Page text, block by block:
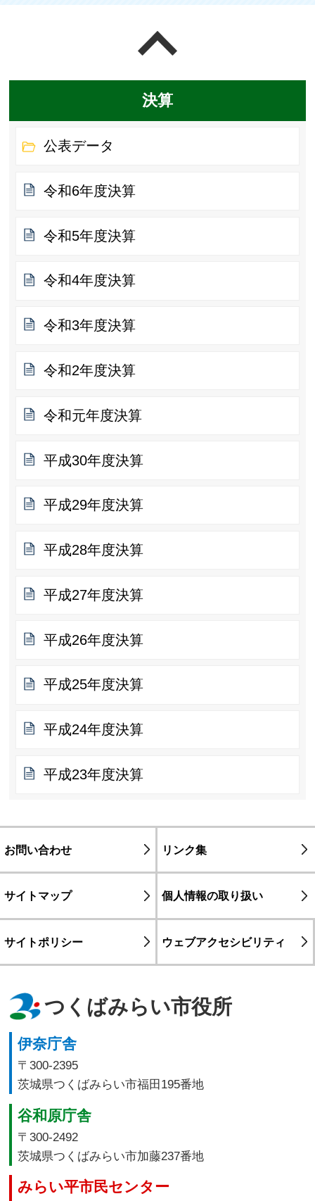
決算
公表データ
令和6年度決算
令和5年度決算
令和4年度決算
令和3年度決算
令和2年度決算
令和元年度決算
平成30年度決算
平成29年度決算
平成28年度決算
平成27年度決算
平成26年度決算
平成25年度決算
平成24年度決算
平成23年度決算
お問い合わせ リンク集
サイトマップ 個人情報の取り扱い
サイトポリシー ウェブアクセシビリティ
つくばみらい市役所
伊奈庁舎
〒300-2395
茨城県つくばみらい市福田195番地
谷和原庁舎
〒300-2492
茨城県つくばみらい市加藤237番地
みらい平市民センター